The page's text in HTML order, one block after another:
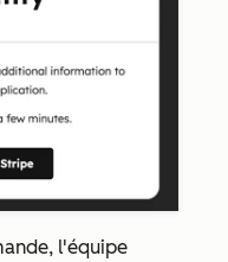
l'équipe